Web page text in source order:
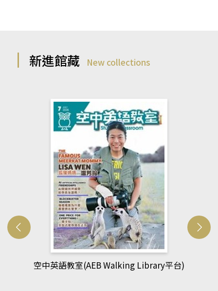
新進館藏 New collections
網管人(kono平台)